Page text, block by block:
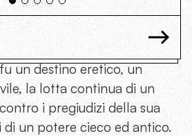
un destino eretico, un
la lotta continua di un
i pregiudizi della sua
di un potere cieco ed antico.